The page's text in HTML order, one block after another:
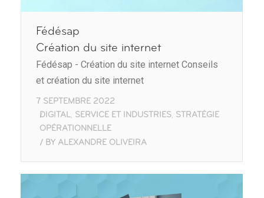
Fédésap
Création du site internet
Fédésap - Création du site internet Conseils
et création du site internet
7 SEPTEMBRE 2022
DIGITAL, SERVICE ET INDUSTRIES, STRATÉGIE
OPÉRATIONNELLE
BY ALEXANDRE OLIVEIRA